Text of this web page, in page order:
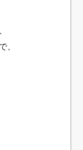
、